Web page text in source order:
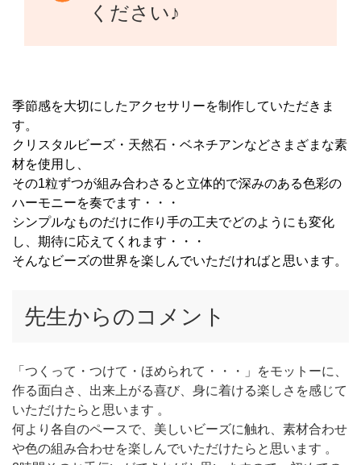
ください♪
季節感を大切にしたアクセサリーを制作していただきま
す。
クリスタルビーズ・天然石・ベネチアンなどさまざまな素
材を使用し、
その1粒ずつが組み合わさると立体的で深みのある色彩の
ハーモニーを奏でます・・・
シンプルなものだけに作り手の工夫でどのようにも変化
し、期待に応えてくれます・・・
そんなビーズの世界を楽しんでいただければと思います。
先生からのコメント
「つくって・つけて・ほめられて・・・」をモットーに、
作る面白さ、出来上がる喜び、身に着ける楽しさを感じて
いただけたらと思います 。
何より各自のペースで、美しいビーズに触れ、素材合わせ
や色の組み合わせを楽しんでいただけたらと思います 。